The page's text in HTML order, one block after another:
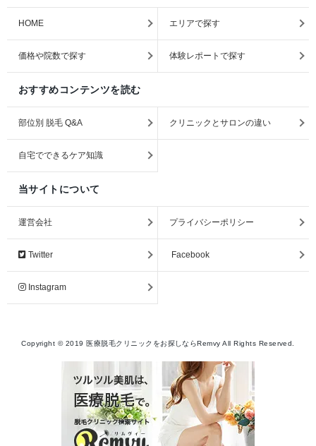
HOME エリアで探す
価格や院数で探す 体験レポートで探す
おすすめコンテンツを読む
部位別 脱毛 Q&A クリニックとサロンの違い
自宅でできるケア知識
当サイトについて
運営会社 プライバシーポリシー
Twitter Facebook
Instagram
Copyright © 2019 医療脱毛クリニックをお探しならRemvy All Rights Reserved.